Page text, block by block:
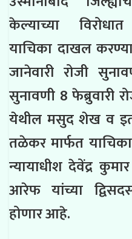
केल्याच्या
याचिका दाखल
जानेवारी रोजी
सुनावणी 8 फेब्रुवारी
येथील मसुद शेख व
तळेकर मार्फत
न्यायाधीश देवेंद्र
आरेफ यांच्या
होणार आहे.